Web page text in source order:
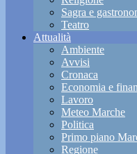
Sagra e
Teatro
Attualità
Ambiente
Avvisi
Cronaca
Economia e
Lavoro
Meteo Marche
Politica
Primo piano
Regione